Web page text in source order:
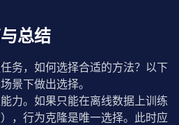
总结
任务，如何选择合适的方法？以下
景下做出选择。
力。如果只能在离线数据上训练
，行为克隆是唯一选择。此时应